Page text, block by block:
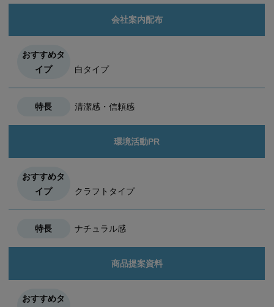
会社案内配布
白タイプ
清潔感・信頼感
環境活動PR
クラフトタイプ
ナチュラル感
商品提案資料